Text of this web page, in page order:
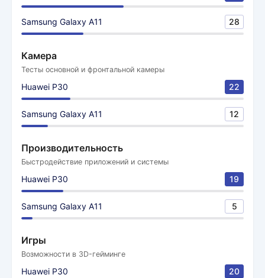
Samsung Galaxy A11 28
Камера
Тесты основной и фронтальной камеры
Huawei P30 22
Samsung Galaxy A11 12
Производительность
Быстродействие приложений и системы
Huawei P30 19
Samsung Galaxy A11 5
Игры
Возможности в 3D-гейминге
Huawei P30 20